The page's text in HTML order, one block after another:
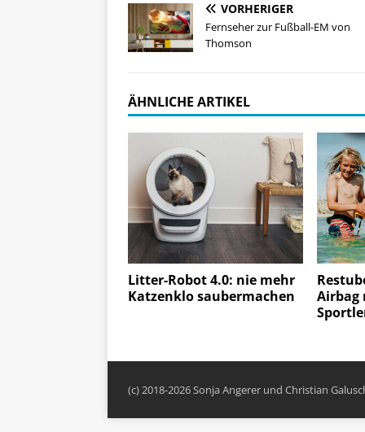
VORHERIGER
Fernseher zur Fußball-EM von
Thomson
ÄHNLICHE ARTIKEL
Litter-Robot 4.0: nie mehr
Katzenklo saubermachen
(c) 2018-2026 Sonja Angerer und Christian